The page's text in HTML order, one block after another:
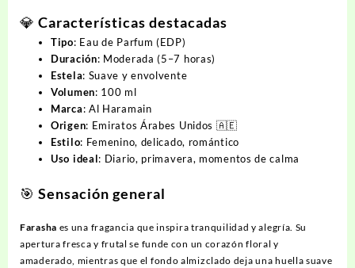
💎 Características destacadas
Tipo: Eau de Parfum (EDP)
Duración: Moderada (5–7 horas)
Estela: Suave y envolvente
Volumen: 100 ml
Marca: Al Haramain
Origen: Emiratos Árabes Unidos 🇦🇪
Estilo: Femenino, delicado, romántico
Uso ideal: Diario, primavera, momentos de calma
🎯 Sensación general
Farasha es una fragancia que inspira tranquilidad y alegría. Su
apertura fresca y frutal se funde con un corazón floral y
amaderado, mientras que el fondo almizclado deja una huella suave